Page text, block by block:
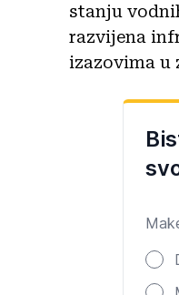
stanju
razvijena
izazovima u